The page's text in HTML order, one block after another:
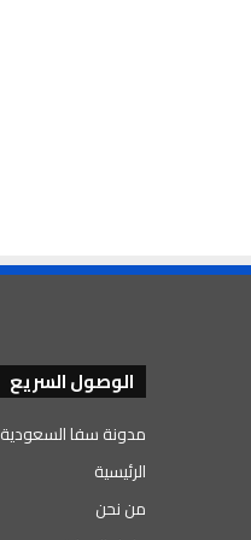
الوصول السريع
مدونة سفا السعودية
الرئيسية
من نحن